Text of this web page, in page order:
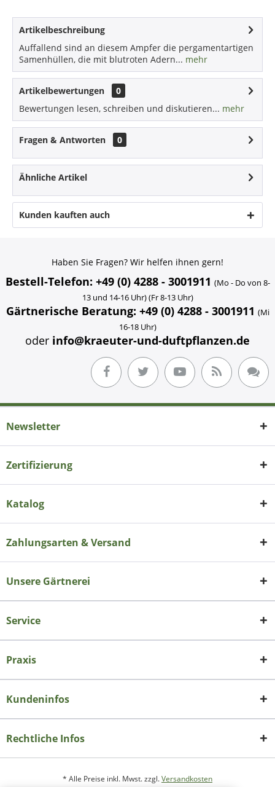
Artikelbeschreibung
Auffallend sind an diesem Ampfer die pergamentartigen
Samenhüllen, die mit blutroten Adern... mehr
Artikelbewertungen
0
Bewertungen lesen, schreiben und diskutieren... mehr
Fragen & Antworten 0
Ähnliche Artikel
Kunden kauften auch
Haben Sie Fragen? Wir helfen ihnen gern!
Bestell-Telefon: +49 (0) 4288 - 3001911 (Mo - Do von 8-
13 und 14-16 Uhr) (Fr 8-13 Uhr)
Gärtnerische Beratung: +49 (0) 4288 - 3001911 (Mi
16-18 Uhr)
oder info@kraeuter-und-duftpflanzen.de
Newsletter
Zertifizierung
Katalog
Zahlungsarten & Versand
Unsere Gärtnerei
Service
Praxis
Kundeninfos
Rechtliche Infos
* Alle Preise inkl. Mwst. zzgl.Versandkosten